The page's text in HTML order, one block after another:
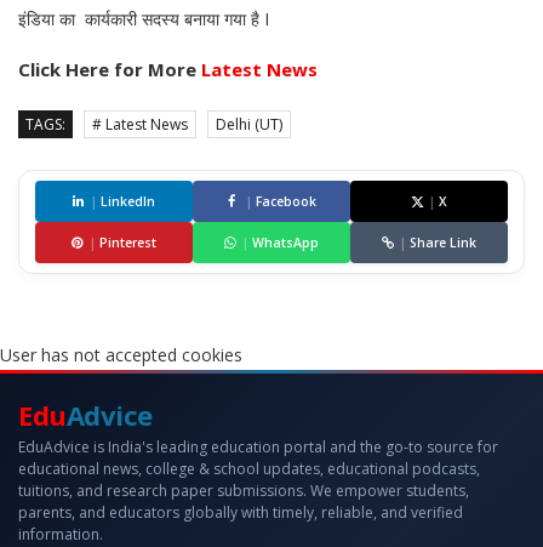
इंडिया का कार्यकारी सदस्य बनाया गया है I
Click Here for More Latest News
TAGS: # Latest News Delhi (UT)
| LinkedIn | Facebook | X
| Pinterest | WhatsApp | Share Link
User has not accepted cookies
EduAdvice
EduAdvice is India's leading education portal and the go-to source for
educational news, college & school updates, educational podcasts,
tuitions, and research paper submissions. We empower students,
parents, and educators globally with timely, reliable, and verified
information.